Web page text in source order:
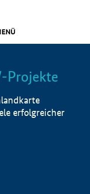
Info
Projekte
erfolgreicher